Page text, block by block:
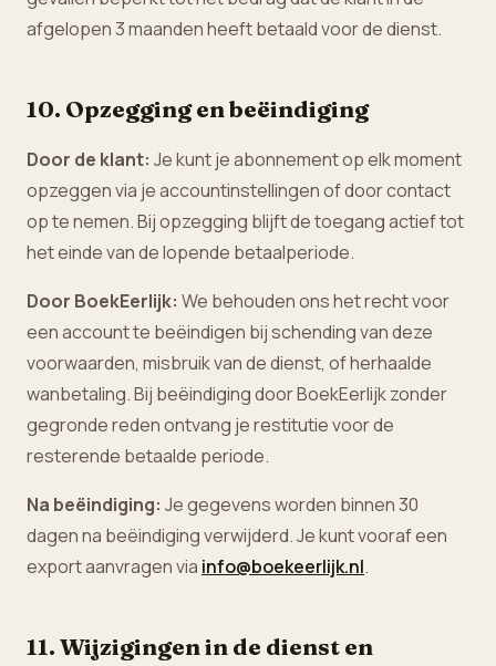
afgelopen 3 maanden heeft betaald voor de dienst.
10. Opzegging en beëindiging
Door de klant: Je kunt je abonnement op elk moment
opzeggen via je accountinstellingen of door contact
op te nemen. Bij opzegging blijft de toegang actief tot
het einde van de lopende betaalperiode.
Door BoekEerlijk: We behouden ons het recht voor
een account te beëindigen bij schending van deze
voorwaarden, misbruik van de dienst, of herhaalde
wanbetaling. Bij beëindiging door BoekEerlijk zonder
gegronde reden ontvang je restitutie voor de
resterende betaalde periode.
Na beëindiging: Je gegevens worden binnen 30
dagen na beëindiging verwijderd. Je kunt vooraf een
export aanvragen via info@boekeerlijk.nl.
11. Wijzigingen in de dienst en